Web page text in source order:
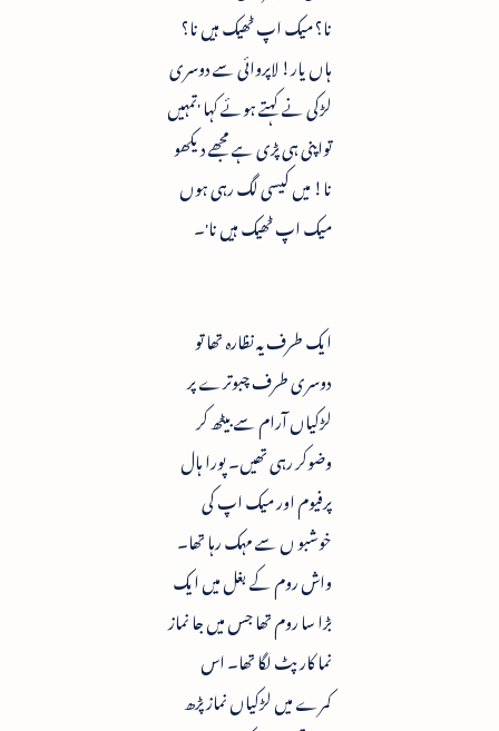
نا؟ میک اپ ٹھیک ہیں نا؟
ہاں یار! لاپروائی سے دوسری
لڑکی نے کہتے ہوئے کہا 'تمہیں
تواپنی ہی پڑی ہے مجھے دیکھو
نا! میں کیسی لگ رہی ہوں
میک اپ ٹھیک ہیں نا'۔
ایک طرف یہ نظارہ تھا تو
دوسری طرف چبوترے پر
لڑکیاں آرام سے بیٹھ کر
وضوکر رہی تھیں۔ پورا ہال
پرفیوم اور میک اپ کی
خوشبو ں سے مہک رہا تھا۔
واش روم کے بغل میں ایک
بڑا سا روم تھا جس میں جا نماز
نما کارپٹ لگا تھا۔ اس
کمرے میں لڑکیاں نماز پڑھ